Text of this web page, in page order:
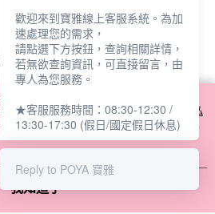
全站排行
本網站使用 cookie 方式之詳情，及若您不希
更電腦的 cookie 設定，請參閱本網站「
隱私
使用本網站即表示您同意本公司得按本網站使
。
我知道了
歡迎來到寶雅線上客服系統。為加
速處理您的需求，
請點選下方按鈕，查詢相關詳情，
若無欲查詢資訊，可直接留言，由
專人為您服務。
★客服服務時間：08:30-12:30 /
13:30-17:30 (假日/國定假日休息)
Reply to POYA 寶雅